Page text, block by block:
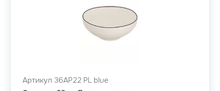
Артикул 36AP22 PL blue